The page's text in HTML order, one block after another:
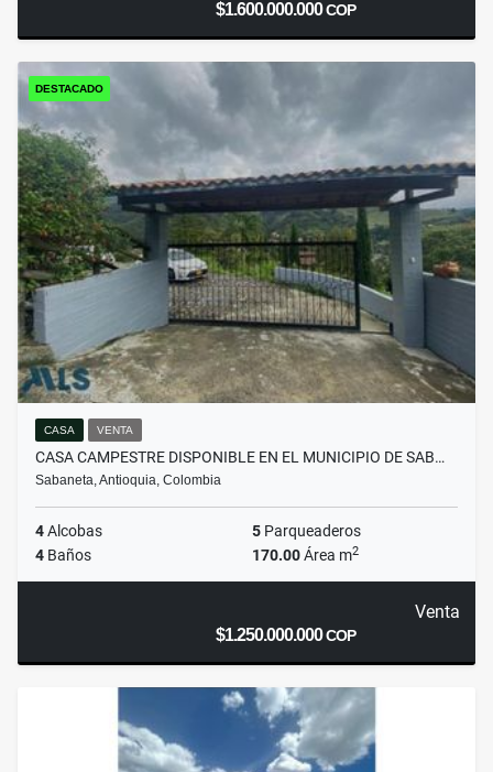
$1.600.000.000COP
DESTACADO
CASA VENTA
CASA CAMPESTRE DISPONIBLE EN EL MUNICIPIO DE SAB…
Sabaneta, Antioquia, Colombia
4Alcobas 5 Parqueaderos
4 Baños 170.00Área m2
Venta
$1.250.000.000COP